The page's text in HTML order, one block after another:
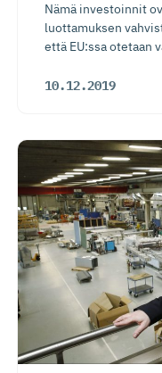
Nämä investoinnit
luottamuksen
että EU:ssa otetaan
10.12.2019